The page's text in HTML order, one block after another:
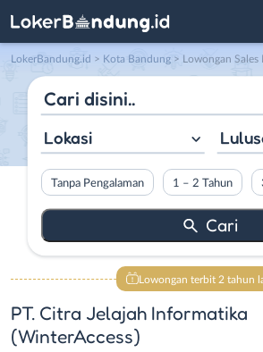
LokerBandung.id > Kota Bandung > Lowongan Sales Executive (Retail/Corporate) – Staff
Lokasi
Tanpa Pengalaman 1 – 2 Tahun
Lowongan terbit 2 tahun
PT. Citra Jelajah Informatika
(WinterAccess)